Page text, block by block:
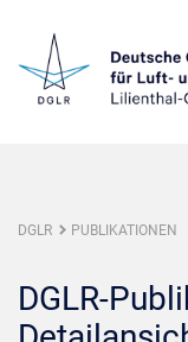
DGLR PUBLIKATIONEN
DGLR-